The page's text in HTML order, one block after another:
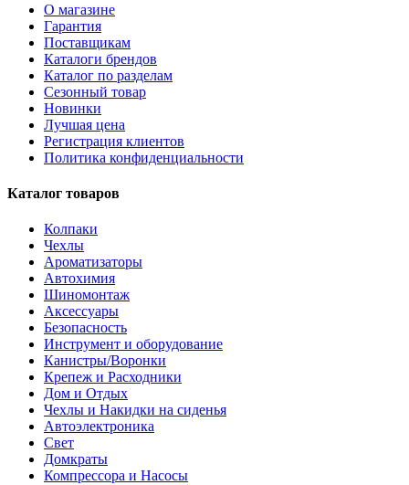
О магазине
Гарантия
Поставщикам
Каталоги брендов
Каталог по разделам
Сезонный товар
Новинки
Лучшая цена
Регистрация клиентов
Политика конфиденциальности
Каталог товаров
Колпаки
Чехлы
Ароматизаторы
Автохимия
Шиномонтаж
Аксессуары
Безопасность
Инструмент и оборудование
Канистры/Воронки
Крепеж и Расходники
Дом и Отдых
Чехлы и Накидки на сиденья
Автоэлектроника
Свет
Домкраты
Компрессора и Насосы